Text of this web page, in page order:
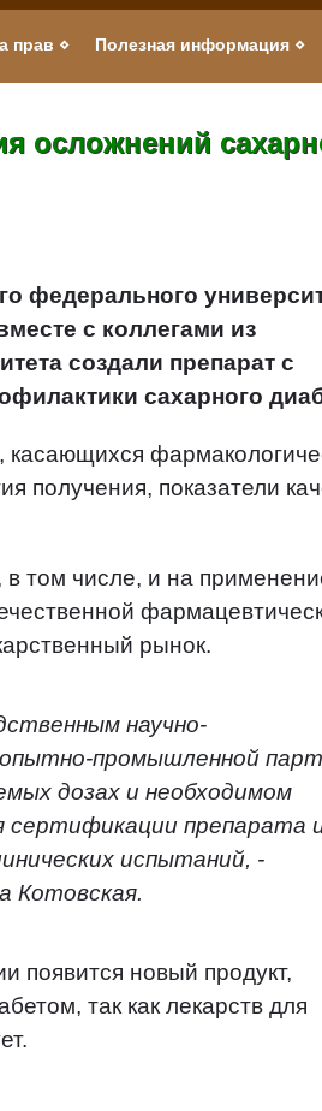
прав Полезная информация
осложнений
федерального
с коллегами из
создали препарат с
сахарного
касающихся
получения, показатели
том числе, и на
рынок.
научно-
опытно-промышленной
дозах и необходимом
сертификации препарата
испытаний, -
Котовская.
появится новый продукт,
так как лекарств для